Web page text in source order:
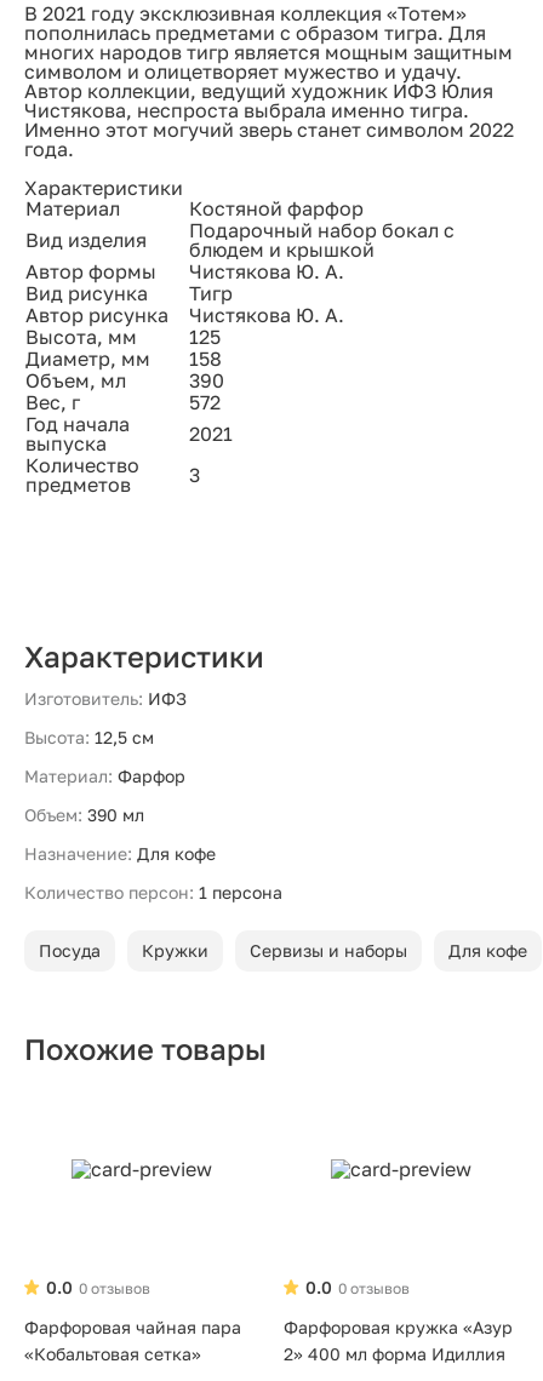
В 2021 году эксклюзивная коллекция «Тотем»
пополнилась предметами с образом тигра. Для
многих народов тигр является мощным защитным
символом и олицетворяет мужество и удачу.
Автор коллекции, ведущий художник ИФЗ Юлия
Чистякова, неспроста выбрала именно тигра.
Именно этот могучий зверь станет символом 2022
года.
Характеристики
Материал
Костяной фарфор
Вид изделия
Подарочный набор бокал с
блюдем и крышкой
Автор формы
Чистякова Ю. А.
Вид рисунка
Тигр
Автор рисунка
Чистякова Ю. А.
Высота, мм
125
Диаметр, мм
158
Объем, мл
390
Вес, г
572
Год начала
выпуска
2021
Количество
предметов
3
Характеристики
Изготовитель: ИФЗ
Высота: 12,5 см
Материал: Фарфор
Объем: 390 мл
Назначение: Для кофе
Количество персон: 1 персона
Посуда Кружки Сервизы и наборы Для кофе
Похожие товары
0 отзывов
0.0
Фарфоровая чайная пара
«Кобальтовая сетка»
0 отзывов
0.0
Фарфоровая кружка «Азур
2» 400 мл форма Идиллия